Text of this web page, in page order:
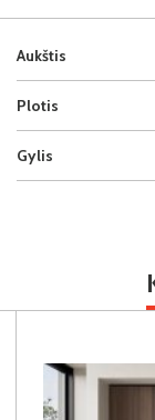
Aukštis
Plotis
Gylis